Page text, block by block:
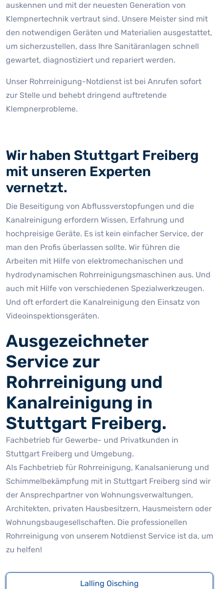
auskennen und mit der neuesten Generation von
Klempnertechnik vertraut sind. Unsere Meister sind mit
den notwendigen Geräten und Materialien ausgestattet,
um sicherzustellen, dass Ihre Sanitäranlagen schnell
gewartet, diagnostiziert und repariert werden.
Unser Rohrreinigung-Notdienst ist bei Anrufen sofort
zur Stelle und behebt dringend auftretende
Klempnerprobleme.
Wir haben Stuttgart Freiberg
mit unseren Experten
vernetzt.
Die Beseitigung von Abflussverstopfungen und die
Kanalreinigung erfordern Wissen, Erfahrung und
hochpreisige Geräte. Es ist kein einfacher Service, der
man den Profis überlassen sollte. Wir führen die
Arbeiten mit Hilfe von elektromechanischen und
hydrodynamischen Rohrreinigungsmaschinen aus. Und
auch mit Hilfe von verschiedenen Spezialwerkzeugen.
Und oft erfordert die Kanalreinigung den Einsatz von
Videoinspektionsgeräten.
Ausgezeichneter
Service zur
Rohrreinigung und
Kanalreinigung in
Stuttgart Freiberg.
Fachbetrieb für Gewerbe- und Privatkunden in
Stuttgart Freiberg und Umgebung.
Als Fachbetrieb für Rohrreinigung, Kanalsanierung und
Schimmelbekämpfung mit in Stuttgart Freiberg sind wir
der Ansprechpartner von Wohnungsverwaltungen,
Architekten, privaten Hausbesitzern, Hausmeistern oder
Wohnungsbaugesellschaften. Die professionellen
Rohrreinigung von unserem Notdienst Service ist da, um
zu helfen!
Lalling Oisching